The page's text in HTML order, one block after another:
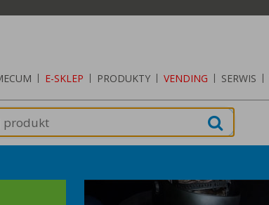
| E-SKLEP | PRODUKTY | VENDING | SERWIS |